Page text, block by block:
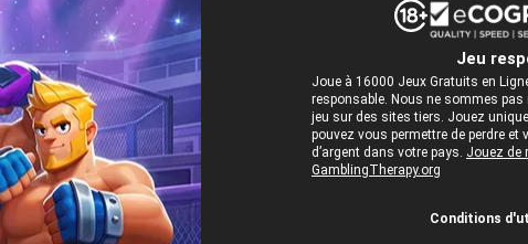
Jeu
Joue à 16000 Jeux Gratuits en
responsable. Nous ne sommes
jeu sur des sites tiers. Jouez
pouvez vous permettre de perdre
d’argent dans votre pays. Jouez de
GamblingTherapy.org
Conditions